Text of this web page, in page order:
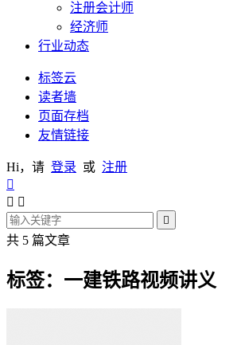
注册会计师
经济师
行业动态
标签云
读者墙
页面存档
友情链接
Hi，请 登录 或 注册

 

共 5 篇文章
标签：一建铁路视频讲义